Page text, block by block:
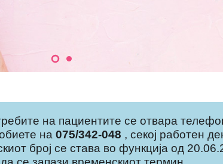
на пациентите се отвара
на 075/342-048 , секој работен
број се става во функција од